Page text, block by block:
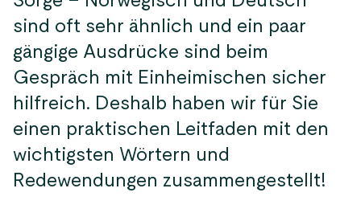
sind oft sehr ähnlich und ein paar
gängige Ausdrücke sind beim
Gespräch mit Einheimischen sicher
hilfreich. Deshalb haben wir für Sie
einen praktischen Leitfaden mit den
wichtigsten Wörtern und
Redewendungen zusammengestellt!